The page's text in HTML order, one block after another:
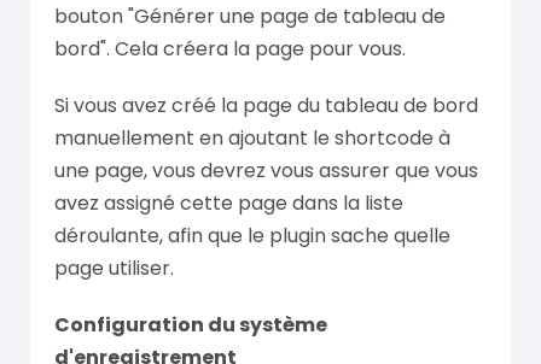
bouton "Générer une page de tableau de
bord". Cela créera la page pour vous.
Si vous avez créé la page du tableau de bord
manuellement en ajoutant le shortcode à
une page, vous devrez vous assurer que vous
avez assigné cette page dans la liste
déroulante, afin que le plugin sache quelle
page utiliser.
Configuration du système
d'enregistrement